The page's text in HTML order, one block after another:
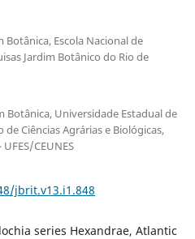
Escola Nacional de
Jardim Botânico do Rio de
Botânica, Universidade Estadual de
Ciências Agrárias e Biológicas,
CEUNES
jbrit.v13.i1.848
series Hexandrae, Atlantic